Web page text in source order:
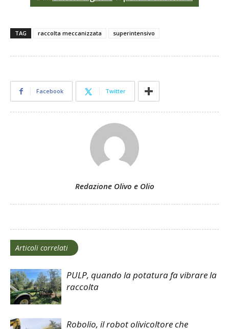
TAG raccolta meccanizzata superintensivo
Facebook Twitter
Redazione Olivo e Olio
Articoli correlati
PULP, quando la potatura fa vibrare la
raccolta
Robolio, il robot olivicoltore che